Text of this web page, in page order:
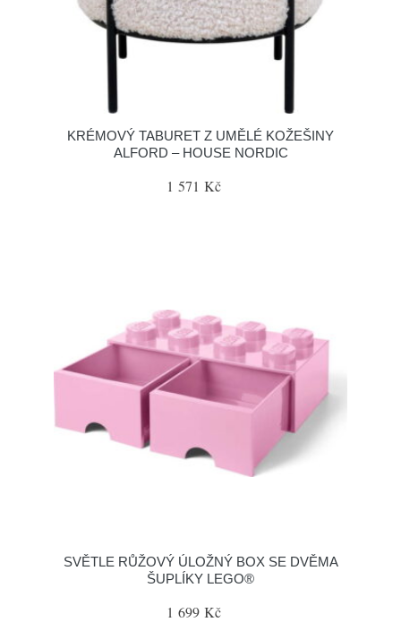
KRÉMOVÝ TABURET Z UMĚLÉ KOŽEŠINY
ALFORD – HOUSE NORDIC
1 571 Kč
SVĚTLE RŮŽOVÝ ÚLOŽNÝ BOX SE DVĚMA
ŠUPLÍKY LEGO®
1 699 Kč